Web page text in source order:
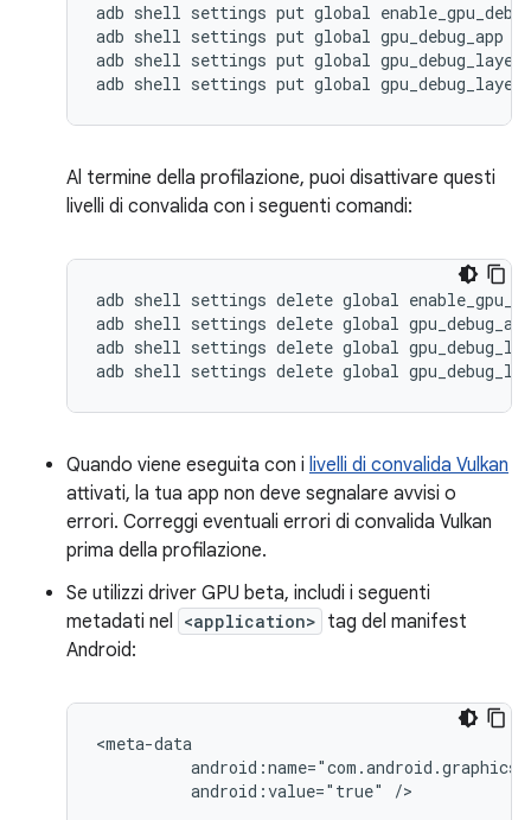
adb shell settings put global
adb shell settings put global gpu_debug_app
adb shell settings put global
adb shell settings put global gpu_debug_layers
Al termine della profilazione, puoi disattivare questi
livelli di convalida con i seguenti comandi:
adb shell settings delete global
adb shell settings delete global gpu_debug_app
adb shell settings delete global
adb shell settings delete global
Quando viene eseguita con i livelli di convalida Vulkan
attivati, la tua app non deve segnalare avvisi o
errori. Correggi eventuali errori di convalida Vulkan
prima della profilazione.
Se utilizzi driver GPU beta, includi i seguenti
metadati nel <application> tag del manifest
Android:
android:value="true"